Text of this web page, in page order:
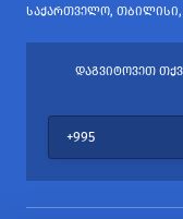
ᲡᲐᲥᲐᲠᲗᲕᲔᲚᲝ, ᲗᲑᲘᲚᲘᲡᲘ,
ᲓᲐᲒᲕᲘᲢᲝᲕᲔᲗ